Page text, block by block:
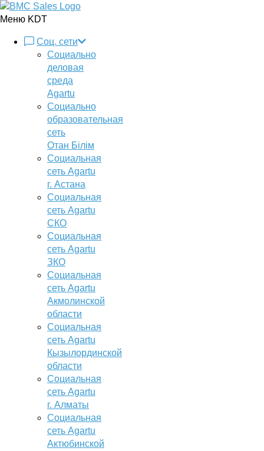
Меню KDT
Соц. сети
Социально
деловая
среда
Agartu
Социально
образовательная
сеть
Отан Бiлiм
Социальная
сеть Agartu
г. Астана
Социальная
сеть Agartu
СКО
Социальная
сеть Agartu
ЗКО
Социальная
сеть Agartu
Акмолинской
области
Социальная
сеть Agartu
Кызылординской
области
Социальная
сеть Agartu
г. Алматы
Социальная
сеть Agartu
Актюбинской